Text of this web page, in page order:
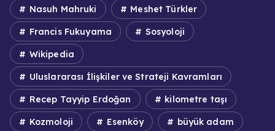
Nasuh Mahruki Meshet Türkler
Francis Fukuyama Sosyoloji
Wikipedia
Uluslararası İlişkiler ve Strateji Kavramları
Recep Tayyip Erdoğan kilometre taşı
Kozmoloji Esenköy büyük adam